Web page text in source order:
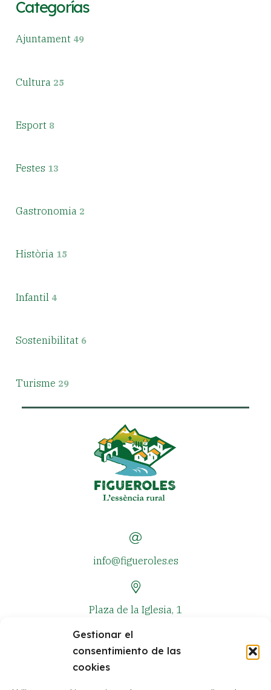
Gestionar el
consentimiento de las
cookies
Categorías
Ajuntament 49
Cultura 25
Esport 8
Festes 13
Gastronomia 2
Història 15
Infantil 4
Sostenibilitat 6
Turisme 29
info@figueroles.es
Plaza de la Iglesia, 1
+34 964 381 573